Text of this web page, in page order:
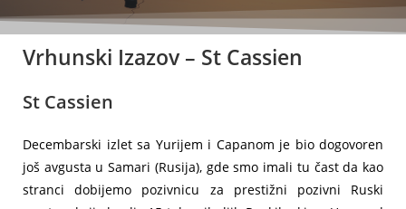
Vrhunski Izazov – St Cassien
St Cassien
Decembarski izlet sa Yurijem i Capanom je bio dogovoren
još avgusta u Samari (Rusija), gde smo imali tu čast da kao
stranci dobijemo pozivnicu za prestižni pozivni Ruski